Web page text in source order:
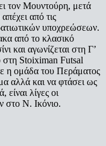
τον Μουντούρη, μετά
από τις
υποχρεώσεων.
από το κλασικό
και αγωνίζεται στη Γ’
στη Stoiximan Futsal
η ομάδα του Περάματος
αλλά και να φτάσει ως
λίγες οι
στο Ν. Ικόνιο.